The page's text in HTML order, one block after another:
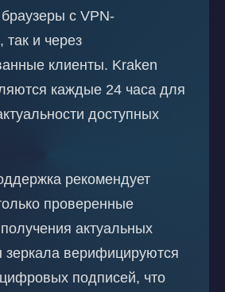
с VPN-
и через
клиенты. Kraken
каждые 24 часа для
доступных
рекомендует
проверенные
актуальных
зеркала верифицируются
подписей, что